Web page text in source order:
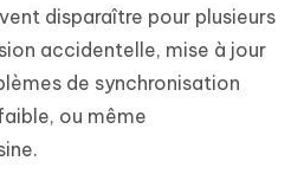
disparaître pour plusieurs
accidentelle, mise à jour
de synchronisation
ou même